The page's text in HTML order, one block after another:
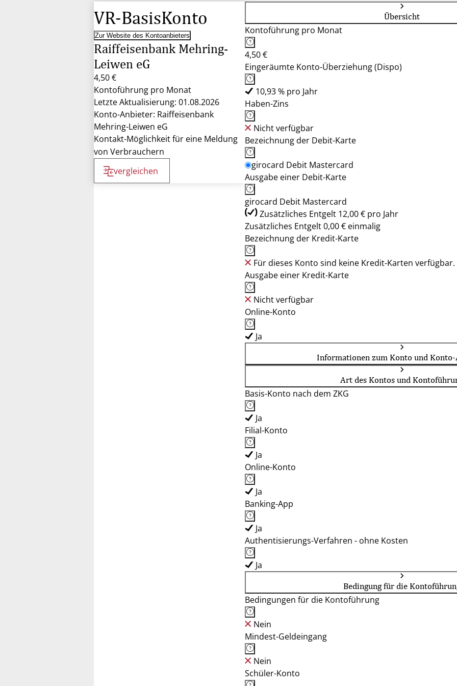
VR-BasisKonto
Zur Website des Kontoanbieters
Raiffeisenbank Mehring-
Leiwen eG
4,50 €
Kontoführung pro Monat
Letzte Aktualisierung: 01.08.2026
Konto-Anbieter: Raiffeisenbank
Mehring-Leiwen eG
Kontakt-Möglichkeit für eine Meldung
von Verbrauchern
vergleichen
Übersicht
Kontoführung pro Monat
4,50 €
Eingeräumte Konto-Überziehung (Dispo)
10,93 % pro Jahr
Haben-Zins
Nicht verfügbar
Bezeichnung der Debit-Karte
girocard Debit Mastercard
Ausgabe einer Debit-Karte
girocard Debit Mastercard
Zusätzliches Entgelt 12,00 € pro Jahr
Zusätzliches Entgelt 0,00 € einmalig
Bezeichnung der Kredit-Karte
Für dieses Konto sind keine Kredit-Karten verfügbar.
Ausgabe einer Kredit-Karte
Nicht verfügbar
Online-Konto
Ja
Informationen zum Konto und
Art des Kontos und
Basis-Konto nach dem ZKG
Ja
Filial-Konto
Ja
Online-Konto
Ja
Banking-App
Ja
Authentisierungs-Verfahren - ohne Kosten
Ja
Bedingung für die
Bedingungen für die Kontoführung
Nein
Mindest-Geldeingang
Nein
Schüler-Konto